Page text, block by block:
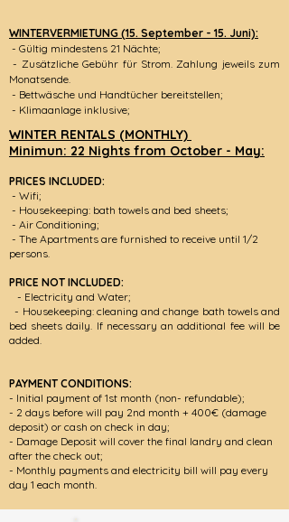
WINTERVERMIETUNG (15. September - 15. Juni):
- Gültig mindestens 21 Nächte;
- Zusätzliche Gebühr für Strom. Zahlung jeweils zum
Monatsende.
- Bettwäsche und Handtücher bereitstellen;
- Klimaanlage inklusive;
WINTER RENTALS (MONTHLY)
Minimun: 22 Nights from October - May:
PRICES INCLUDED:
- Wifi;
- Housekeeping: bath towels and bed sheets;
- Air Conditioning;
- The Apartments are furnished to receive until 1/2
persons.
PRICE NOT INCLUDED:
- Electricity and Water;
- Housekeeping: cleaning and change bath towels and
bed sheets daily. If necessary an additional fee will be
added.
PAYMENT CONDITIONS:
- Initial payment of 1st month (non- refundable);
- 2 days before will pay 2nd month + 400€ (damage
deposit) or cash on check in day;
- Damage Deposit will cover the final landry and clean
after the check out;
- Monthly payments and electricity bill will pay every
day 1 each month.